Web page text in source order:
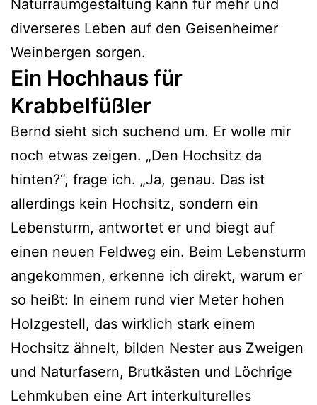
Naturraumgestaltung kann für mehr und
diverseres Leben auf den Geisenheimer
Weinbergen sorgen.
Ein Hochhaus für
Krabbelfüßler
Bernd sieht sich suchend um. Er wolle mir
noch etwas zeigen. „Den Hochsitz da
hinten?“, frage ich. „Ja, genau. Das ist
allerdings kein Hochsitz, sondern ein
Lebensturm, antwortet er und biegt auf
einen neuen Feldweg ein. Beim Lebensturm
angekommen, erkenne ich direkt, warum er
so heißt: In einem rund vier Meter hohen
Holzgestell, das wirklich stark einem
Hochsitz ähnelt, bilden Nester aus Zweigen
und Naturfasern, Brutkästen und Löchrige
Lehmkuben eine Art interkulturelles